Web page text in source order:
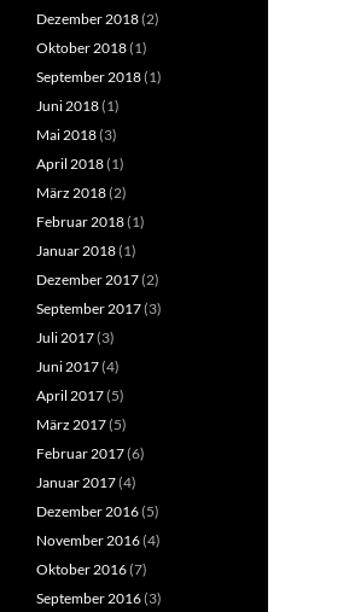
Dezember 2018(2)
Oktober 2018(1)
September 2018(1)
Juni 2018(1)
Mai 2018(3)
April 2018(1)
März 2018(2)
Februar 2018(1)
Januar 2018(1)
Dezember 2017(2)
September 2017(3)
Juli 2017(3)
Juni 2017(4)
April 2017(5)
März 2017(5)
Februar 2017(6)
Januar 2017(4)
Dezember 2016(5)
November 2016(4)
Oktober 2016(7)
September 2016(3)